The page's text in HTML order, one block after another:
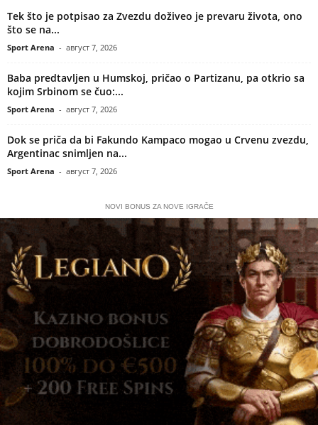
Tek što je potpisao za Zvezdu doživeo je prevaru života, ono
što se na...
Sport Arena - август 7, 2026
Baba predtavljen u Humskoj, pričao o Partizanu, pa otkrio sa
kojim Srbinom se čuo:...
Sport Arena - август 7, 2026
Dok se priča da bi Fakundo Kampaco mogao u Crvenu zvezdu,
Argentinac snimljen na...
Sport Arena - август 7, 2026
NOVI BONUS ZA NOVE IGRAČE